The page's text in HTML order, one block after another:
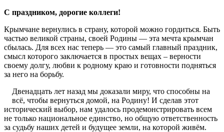
С праздником, дорогие коллеги!
Крымчане вернулись в страну, которой можно гордиться. Быть
частью великой страны, своей Родины — эта мечта крымчан
сбылась. Для всех нас теперь — это самый главный праздник,
смысл которого заключается в простых вещах – верности
своему долгу, любви к родному краю и готовности подняться
за него на борьбу.
Двенадцать лет назад мы доказали миру, что способны на
всё, чтобы вернуться домой, на Родину! И сделав этот
исторический выбор, нам удалось продемонстрировать всем
не только национальное единство, но общую ответственность
за судьбу наших детей и будущее земли, на которой живём.